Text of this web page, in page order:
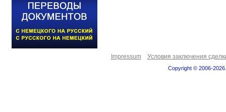
Impressum Условия заключения
Copyright © 2006-